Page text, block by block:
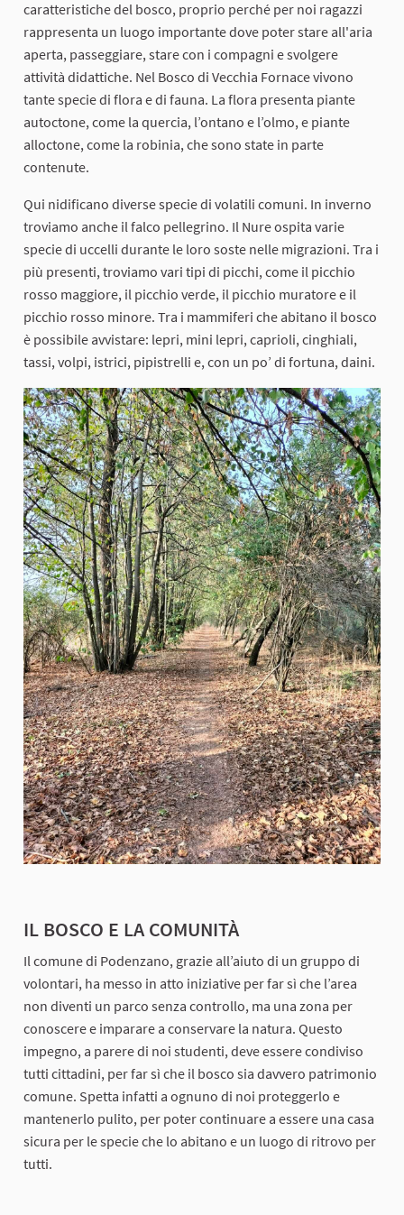
caratteristiche del bosco, proprio perché per noi ragazzi
rappresenta un luogo importante dove poter stare all'aria
aperta, passeggiare, stare con i compagni e svolgere
attività didattiche. Nel Bosco di Vecchia Fornace vivono
tante specie di flora e di fauna. La flora presenta piante
autoctone, come la quercia, l’ontano e l’olmo, e piante
alloctone, come la robinia, che sono state in parte
contenute.
Qui nidificano diverse specie di volatili comuni. In inverno
troviamo anche il falco pellegrino. Il Nure ospita varie
specie di uccelli durante le loro soste nelle migrazioni. Tra i
più presenti, troviamo vari tipi di picchi, come il picchio
rosso maggiore, il picchio verde, il picchio muratore e il
picchio rosso minore. Tra i mammiferi che abitano il bosco
è possibile avvistare: lepri, mini lepri, caprioli, cinghiali,
tassi, volpi, istrici, pipistrelli e, con un po’ di fortuna, daini.
IL BOSCO E LA COMUNITÀ
Il comune di Podenzano, grazie all’aiuto di un gruppo di
volontari, ha messo in atto iniziative per far sì che l’area
non diventi un parco senza controllo, ma una zona per
conoscere e imparare a conservare la natura. Questo
impegno, a parere di noi studenti, deve essere condiviso
tutti cittadini, per far sì che il bosco sia davvero patrimonio
comune. Spetta infatti a ognuno di noi proteggerlo e
mantenerlo pulito, per poter continuare a essere una casa
sicura per le specie che lo abitano e un luogo di ritrovo per
tutti.